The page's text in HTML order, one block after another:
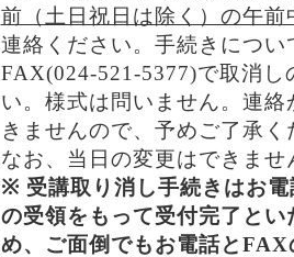
前（土日祝日は除く）の午前
連絡ください。手続きにつ
FAX(024-521-5377)で取消
い。様式は問いません。連
きませんので、予めご了承く
なお、当日の変更はできませ
※ 受講取り消し手続きはお
の受領をもって受付完了と
め、ご面倒でもお電話と